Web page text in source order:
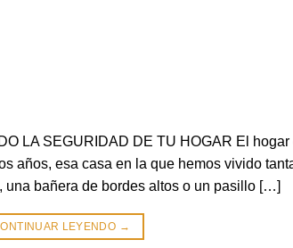
LA SEGURIDAD DE TU HOGAR El
años, esa casa en la que hemos vivido
una bañera de bordes altos o un pasillo […]
LEYENDO →